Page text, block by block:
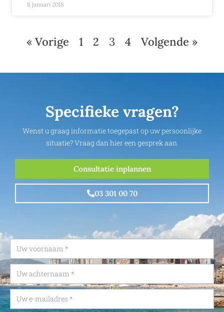
8 januari 2018
« Vorige 1 2 3 4 Volgende »
Specifieke vragen?
Wenst u graag informatie toegepast op uw persoonlijke
situatie? Vraag dan hier een gesprek aan.
Consultatie inplannen
03 301 00 70